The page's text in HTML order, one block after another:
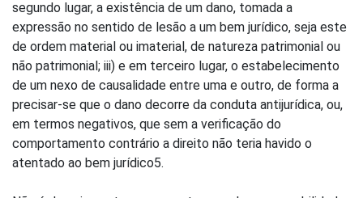
segundo lugar, a existência de um dano, tomada a
expressão no sentido de lesão a um bem jurídico, seja este
de ordem material ou imaterial, de natureza patrimonial ou
não patrimonial; iii) e em terceiro lugar, o estabelecimento
de um nexo de causalidade entre uma e outro, de forma a
precisar-se que o dano decorre da conduta antijurídica, ou,
em termos negativos, que sem a verificação do
comportamento contrário a direito não teria havido o
atentado ao bem jurídico5.